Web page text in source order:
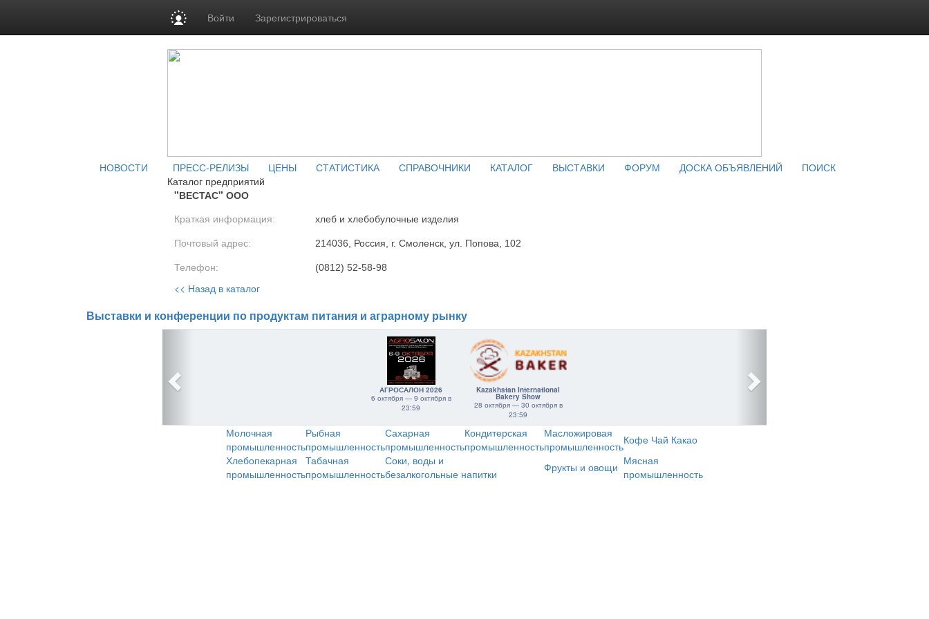
Войти Зарегистрироваться
НОВОСТИ ПРЕСС-РЕЛИЗЫ ЦЕНЫ СТАТИСТИКА СПРАВОЧНИКИ КАТАЛОГ ВЫСТАВКИ ФОРУМ ДОСКА ОБЪЯВЛЕНИЙ
ПОИСК
Каталог предприятий
"ВЕСТАС" ООО
Краткая информация: хлеб и хлебобулочные изделия
Почтовый адрес: 214036, Россия, г. Смоленск, ул. Попова, 102
Телефон: (0812) 52-58-98
<< Назад в каталог
Выставки и конференции по продуктам питания и аграрному рынку
АГРОСАЛОН 2026
6 октября — 9 октября в
23:59
Kazakhstan International
Bakery Show
28 октября — 30 октября в
23:59
Молочная
промышленность
Рыбная
промышленность
Сахарная
промышленность
Кондитерская
промышленность
Масложировая
промышленностьКофе Чай Какао
Хлебопекарная
промышленность
Табачная
промышленность
Соки, воды и
безалкогольные напитки
Фрукты и овощи Мясная
промышленность